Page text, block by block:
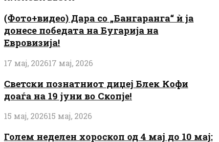
(Фото+видео) Дара со „Бангаранга“ ѝ ја
донесе победата на Бугарија на
Евровизија!
17 мај, 202617 мај, 2026
Светски познатниот диџеј Блек Кофи
доаѓа на 19 јуни во Скопје!
15 мај, 202615 мај, 2026
Голем неделен хороскоп од 4 мај до 10 мај: